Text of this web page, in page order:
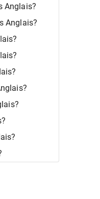
Anglais?
Anglais?